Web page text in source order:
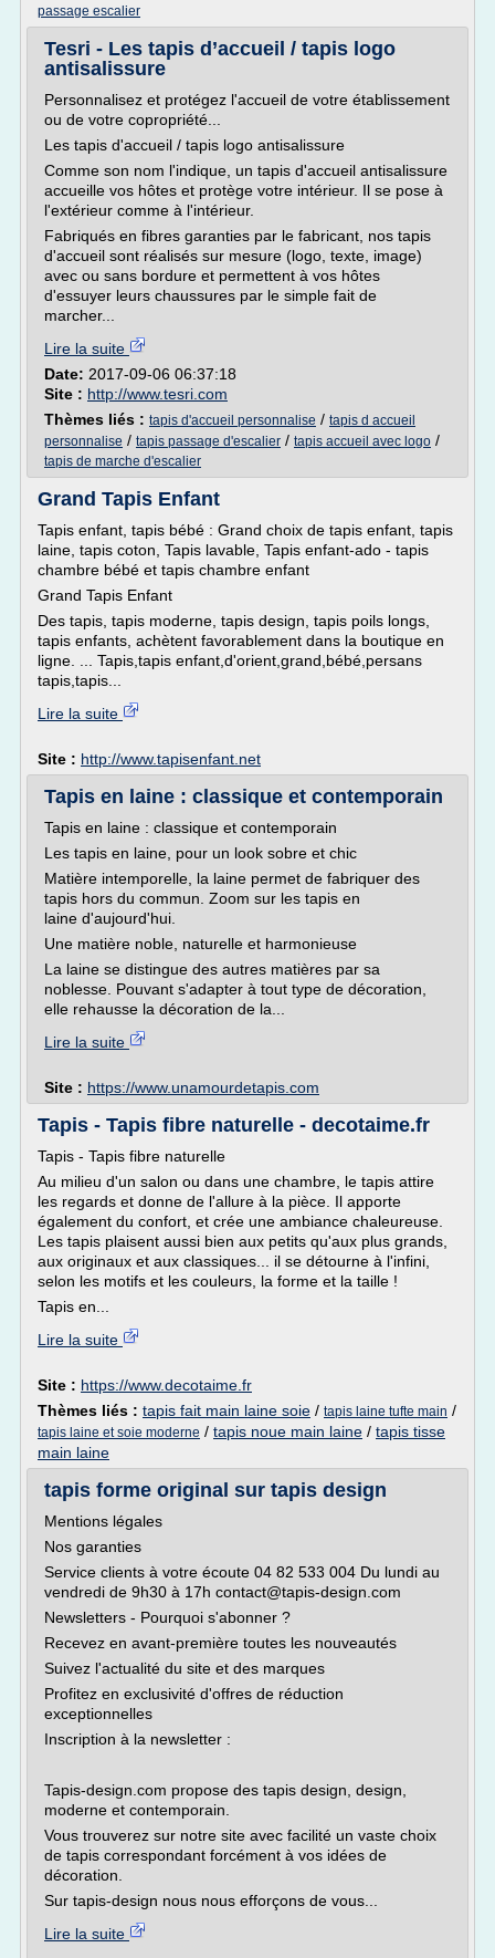
passage escalier
Tesri - Les tapis d’accueil / tapis logo
antisalissure
Personnalisez et protégez l'accueil de votre établissement
ou de votre copropriété...
Les tapis d'accueil / tapis logo antisalissure
Comme son nom l'indique, un tapis d'accueil antisalissure
accueille vos hôtes et protège votre intérieur. Il se pose à
l'extérieur comme à l'intérieur.
Fabriqués en fibres garanties par le fabricant, nos tapis
d'accueil sont réalisés sur mesure (logo, texte, image)
avec ou sans bordure et permettent à vos hôtes
d'essuyer leurs chaussures par le simple fait de
marcher...
Lire la suite
Date: 2017-09-06 06:37:18
Site : http://www.tesri.com
Thèmes liés : tapis d'accueil personnalise / tapis d accueil
personnalise / tapis passage d'escalier / tapis accueil avec logo /
tapis de marche d'escalier
Grand Tapis Enfant
Tapis enfant, tapis bébé : Grand choix de tapis enfant, tapis
laine, tapis coton, Tapis lavable, Tapis enfant-ado - tapis
chambre bébé et tapis chambre enfant
Grand Tapis Enfant
Des tapis, tapis moderne, tapis design, tapis poils longs,
tapis enfants, achètent favorablement dans la boutique en
ligne. ... Tapis,tapis enfant,d'orient,grand,bébé,persans
tapis,tapis...
Lire la suite
Site : http://www.tapisenfant.net
Tapis en laine : classique et contemporain
Tapis en laine : classique et contemporain
Les tapis en laine, pour un look sobre et chic
Matière intemporelle, la laine permet de fabriquer des
tapis hors du commun. Zoom sur les tapis en
laine d'aujourd'hui.
Une matière noble, naturelle et harmonieuse
La laine se distingue des autres matières par sa
noblesse. Pouvant s'adapter à tout type de décoration,
elle rehausse la décoration de la...
Lire la suite
Site : https://www.unamourdetapis.com
Tapis - Tapis fibre naturelle - decotaime.fr
Tapis - Tapis fibre naturelle
Au milieu d'un salon ou dans une chambre, le tapis attire
les regards et donne de l'allure à la pièce. Il apporte
également du confort, et crée une ambiance chaleureuse.
Les tapis plaisent aussi bien aux petits qu'aux plus grands,
aux originaux et aux classiques... il se détourne à l'infini,
selon les motifs et les couleurs, la forme et la taille !
Tapis en...
Lire la suite
Site : https://www.decotaime.fr
Thèmes liés : tapis fait main laine soie / tapis laine tufte main /
tapis laine et soie moderne / tapis noue main laine / tapis tisse
main laine
tapis forme original sur tapis design
Mentions légales
Nos garanties
Service clients à votre écoute 04 82 533 004 Du lundi au
vendredi de 9h30 à 17h contact@tapis-design.com
Newsletters - Pourquoi s'abonner ?
Recevez en avant-première toutes les nouveautés
Suivez l'actualité du site et des marques
Profitez en exclusivité d'offres de réduction
exceptionnelles
Inscription à la newsletter :
Tapis-design.com propose des tapis design, design,
moderne et contemporain.
Vous trouverez sur notre site avec facilité un vaste choix
de tapis correspondant forcément à vos idées de
décoration.
Sur tapis-design nous nous efforçons de vous...
Lire la suite